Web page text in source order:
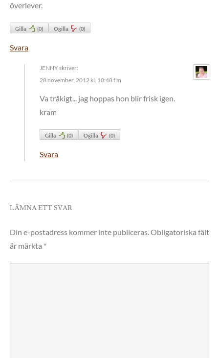
överlever.
Gilla (0) Ogilla (0)
Svara
JENNYskriver:
28 november, 2012 kl. 10:48 f m
Va tråkigt... jag hoppas hon blir frisk igen.
kram
Gilla (0) Ogilla (0)
Svara
LÄMNA ETT SVAR
Din e-postadress kommer inte publiceras.Obligatoriska fält
är märkta *